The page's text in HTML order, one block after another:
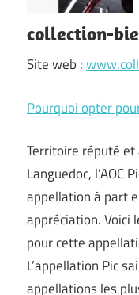
collection-
Site web :
Pourquoi opter
Territoire réputé
Languedoc, l’AOC
appellation à part
appréciation. Voici
pour cette
L’appellation Pic
appellations les